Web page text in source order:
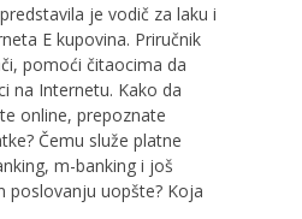
je vodič za laku i
E kupovina. Priručnik
pomoći čitaocima da
na Internetu. Kako da
online, prepoznate
Čemu služe platne
m-banking i još
uopšte? Koja